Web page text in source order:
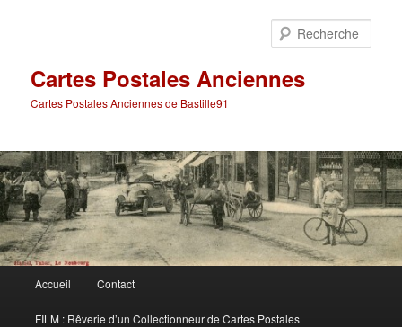
Cartes Postales Anciennes
Cartes Postales Anciennes de Bastille91
principal
Accueil Contact
FILM : Rêverie d’un Collectionneur de Cartes Postales